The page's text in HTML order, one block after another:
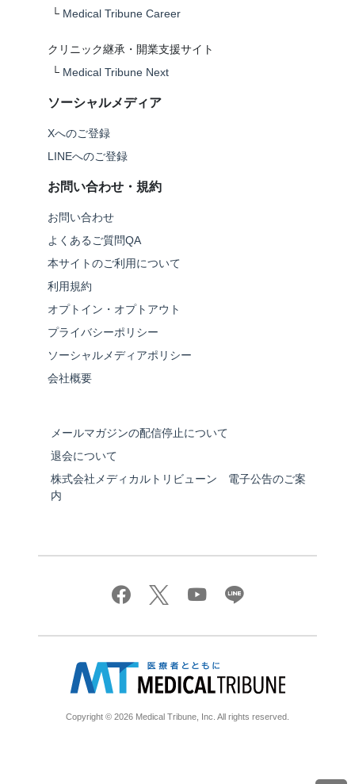
└ Medical Tribune Career
クリニック継承・開業支援サイト
└ Medical Tribune Next
ソーシャルメディア
Xへのご登録
LINEへのご登録
お問い合わせ・規約
お問い合わせ
よくあるご質問QA
本サイトのご利用について
利用規約
オプトイン・オプトアウト
プライバシーポリシー
ソーシャルメディアポリシー
会社概要
メールマガジンの配信停止について
退会について
株式会社メディカルトリビューン 電子公告のご案
内
Copyright © 2026 Medical Tribune, Inc. All rights reserved.